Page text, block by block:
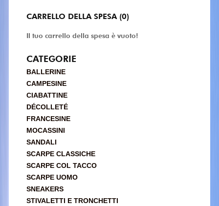
CARRELLO DELLA SPESA (0)
Il tuo carrello della spesa è vuoto!
CATEGORIE
BALLERINE
CAMPESINE
CIABATTINE
DÉCOLLETÉ
FRANCESINE
MOCASSINI
SANDALI
SCARPE CLASSICHE
SCARPE COL TACCO
SCARPE UOMO
SNEAKERS
STIVALETTI E TRONCHETTI